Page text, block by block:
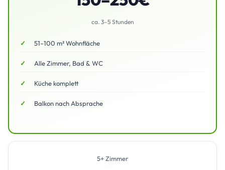
ca. 3–5 Stunden
51–100 m² Wohnfläche
Alle Zimmer, Bad & WC
Küche komplett
Balkon nach Absprache
5+ Zimmer